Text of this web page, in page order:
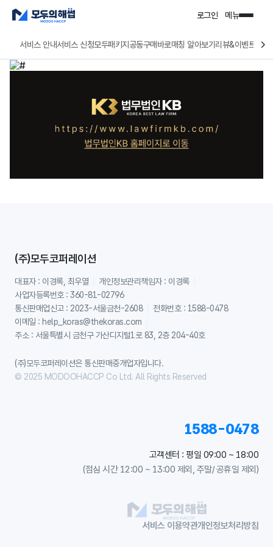
로그인 메뉴
서비스 안내서비스 신청모두패키지 공동구매바로매칭 알아보기 리뷰&이벤트
(주)모두코퍼레이션
대표자 : 이경록, 최우열
개인정보관리책임자 : 이경록
사업자등록번호 : 360-81-02796
통신판매업신고 : 2023-서울금천-2608
전화번호 : 1588-0478
이메일 : help_koras@thekoras.com
주소 : 서울특별시 금천구 가산디지털1로 83, 2층 204-40호
(주)모두코퍼레이션은 통신판매중개업자입니다.
© 2025 MODOOHACCP Co Ltd. All Rights Reserved
1588-0478
고객센터 : 평일 09:00 ~ 18:00
(점심 시간 12:00 ~ 13:00 제외, 주말/ 공휴일 제외)
서비스 이용약관개인정보처리방침